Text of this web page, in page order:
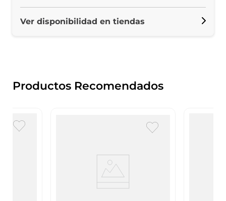
Ver disponibilidad en tiendas
Productos Recomendados